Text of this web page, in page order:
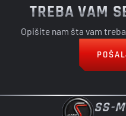
TREBA VAM
Opišite nam šta vam
SS-